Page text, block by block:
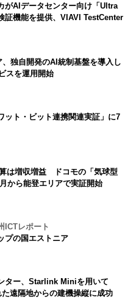
がAIデータセンター向け「Ultra
証機能を提供、VIAVI TestCenter
、独自開発のAI統制基盤を導入し
スを運用開始
ット・ビット連携関連実証」に7
は増収増益 ドコモの「気球型
から能登エリアで実証開始
ICTレポート
プの国エストニア
ター、Starlink Miniを用いて
遠隔地からの建機操縦に成功